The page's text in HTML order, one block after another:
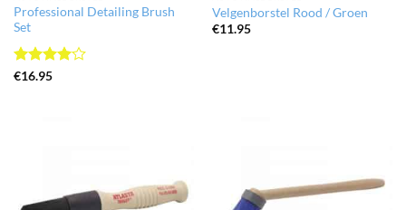
Professional Detailing Brush
Set
Gewaardeerd
€16.95
Velgenborstel Rood / Groen
€11.95